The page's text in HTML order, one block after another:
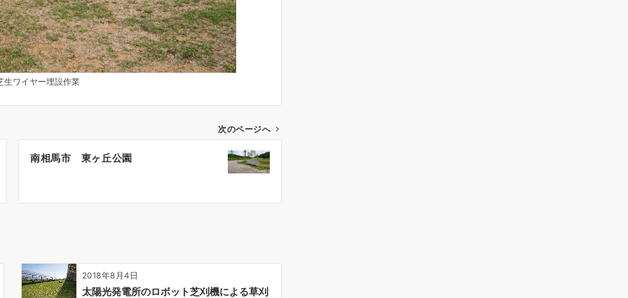
生ワイヤー埋設作業
次のページへ
南相馬市 東ヶ丘公園
2018年8月4日
太陽光発電所のロボット芝刈機による草刈